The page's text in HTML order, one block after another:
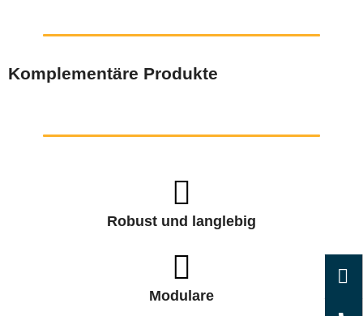
Komplementäre Produkte
Robust und langlebig
Modulare